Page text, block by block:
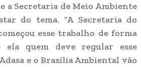
a Secretaria de Meio Ambiente
do tema. “A Secretaria do
esse trabalho de forma
ela quem deve regular esse
Adasa e o Brasília Ambiental vão